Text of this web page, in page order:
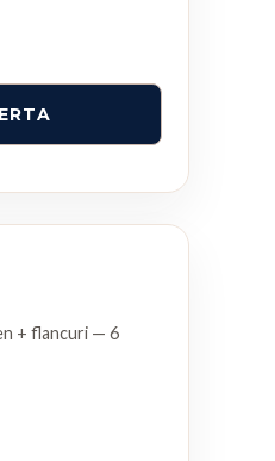
+ flancuri — 6